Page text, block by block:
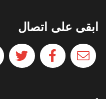
ابقى على اتصال